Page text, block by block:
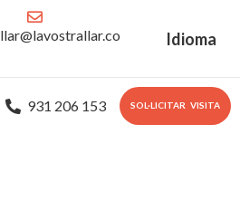
Idioma
931 206 153 SOL·LICITAR VISITA